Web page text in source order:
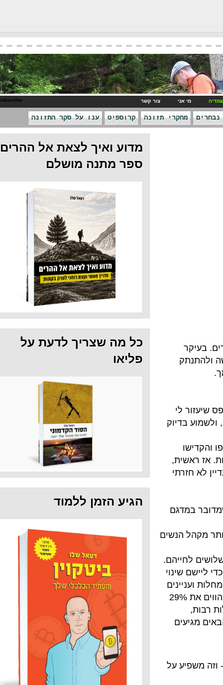
צור קשר
תזונה קרוספיט ענו על סקר התזונה
הנשים
לחייהם.
שינוי
המבוגרים יותר (מעל 40 וצפונה) המהווים את 29%
על
מדוע ואיך לצאת אל ההרים -
ספר מתנה מושלם
כל מה שצריך לדעת על
פליאו
הגיע הזמן ללמוד